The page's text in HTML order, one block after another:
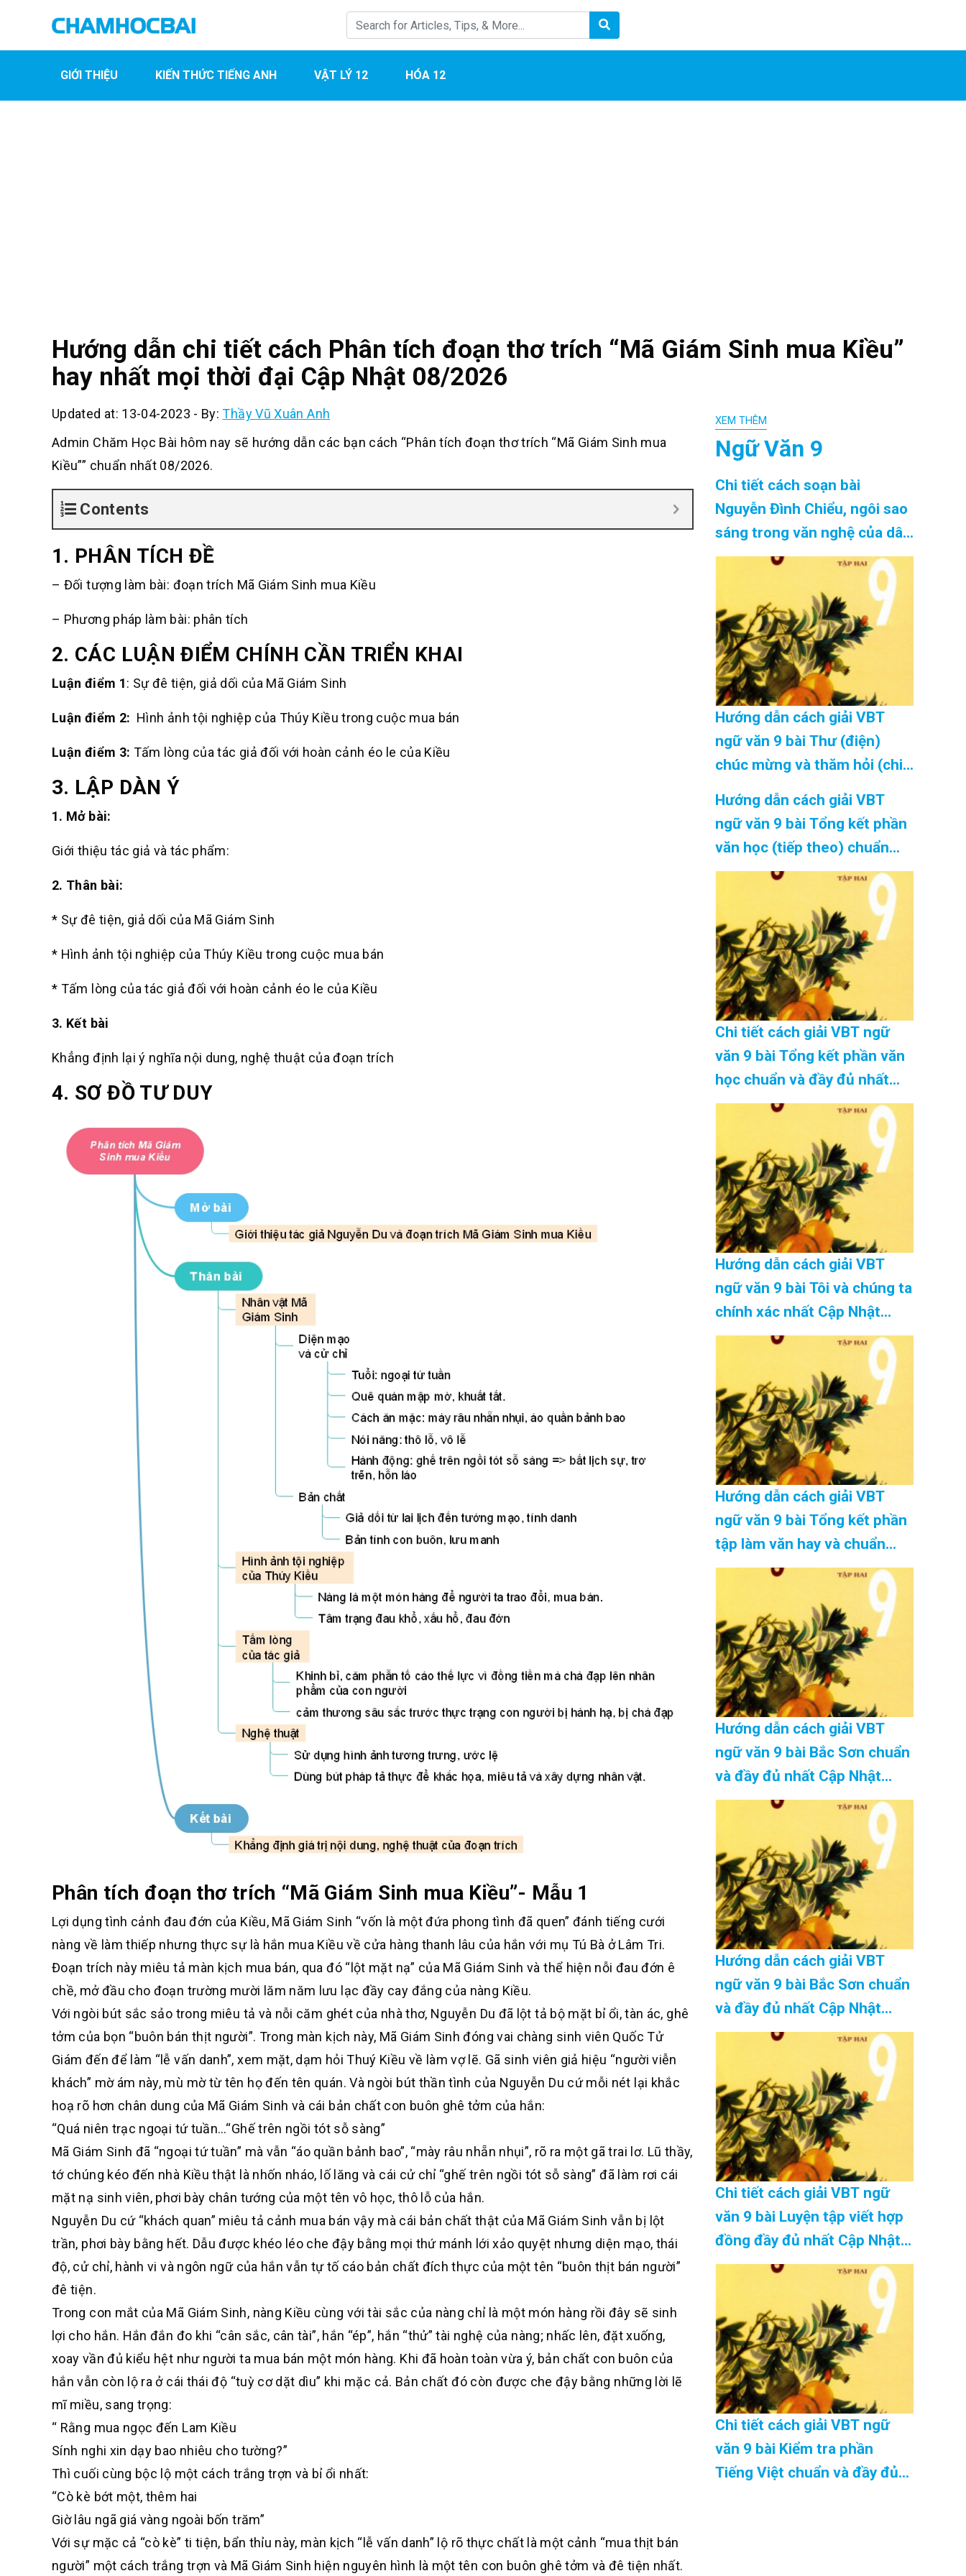
GIỚI THIỆU KIẾN THỨC TIẾNG ANH VẬT LÝ 12 HÓA 12
Hướng dẫn chi tiết cách Phân tích đoạn thơ trích “Mã Giám Sinh mua Kiều”
hay nhất mọi thời đại Cập Nhật 08/2026
Updated at: 13-04-2023 - By:Thầy Vũ Xuân Anh
Admin Chăm Học Bài hôm nay sẽ hướng dẫn các bạn cách “Phân tích đoạn thơ trích “Mã Giám Sinh mua
Kiều”” chuẩn nhất 08/2026.
Contents
1. PHÂN TÍCH ĐỀ
– Đối tượng làm bài: đoạn trích Mã Giám Sinh mua Kiều
– Phương pháp làm bài: phân tích
2. CÁC LUẬN ĐIỂM CHÍNH CẦN TRIỂN KHAI
Luận điểm 1: Sự đê tiện, giả dối của Mã Giám Sinh
Luận điểm 2: Hình ảnh tội nghiệp của Thúy Kiều trong cuộc mua bán
Luận điểm 3: Tấm lòng của tác giả đối với hoàn cảnh éo le của Kiều
3. LẬP DÀN Ý
1. Mở bài:
Giới thiệu tác giả và tác phẩm:
2. Thân bài:
* Sự đê tiện, giả dối của Mã Giám Sinh
* Hình ảnh tội nghiệp của Thúy Kiều trong cuộc mua bán
* Tấm lòng của tác giả đối với hoàn cảnh éo le của Kiều
3. Kết bài
Khẳng định lại ý nghĩa nội dung, nghệ thuật của đoạn trích
4. SƠ ĐỒ TƯ DUY
Phân tích đoạn thơ trích “Mã Giám Sinh mua Kiều”- Mẫu 1
Lợi dụng tình cảnh đau đớn của Kiều, Mã Giám Sinh “vốn là một đứa phong tình đã quen” đánh tiếng cưới
nàng về làm thiếp nhưng thực sự là hắn mua Kiều về cửa hàng thanh lâu của hắn với mụ Tú Bà ở Lâm Tri.
Đoạn trích này miêu tả màn kịch mua bán, qua đó “lột mặt nạ” của Mã Giám Sinh và thể hiện nỗi đau đớn ê
chề, mở đầu cho đoạn trường mười lăm năm lưu lạc đầy cay đắng của nàng Kiều.
Với ngòi bút sắc sảo trong miêu tả và nỗi căm ghét của nhà thơ, Nguyễn Du đã lột tả bộ mặt bỉ ổi, tàn ác, ghê
tởm của bọn “buôn bán thịt người”. Trong màn kịch này, Mã Giám Sinh đóng vai chàng sinh viên Quốc Tử
Giám đến để làm “lễ vấn danh”, xem mặt, dạm hỏi Thuý Kiều về làm vợ lẽ. Gã sinh viên giả hiệu “người viễn
khách” mờ ám này, mù mờ từ tên họ đến tên quán. Và ngòi bút thần tình của Nguyễn Du cứ mỗi nét lại khắc
hoạ rõ hơn chân dung của Mã Giám Sinh và cái bản chất con buôn ghê tởm của hắn:
“Quá niên trạc ngoại tứ tuần…“Ghế trên ngồi tót sỗ sàng”
Mã Giám Sinh đã “ngoại tứ tuần” mà vẫn “áo quần bảnh bao”, “mày râu nhẵn nhụi”, rõ ra một gã trai lơ. Lũ thầy,
tớ chúng kéo đến nhà Kiều thật là nhốn nháo, lố lăng và cái cử chỉ “ghế trên ngồi tót sỗ sàng” đã làm rơi cái
mặt nạ sinh viên, phơi bày chân tướng của một tên vô học, thô lỗ của hắn.
Nguyễn Du cứ “khách quan” miêu tả cảnh mua bán vậy mà cái bản chất thật của Mã Giám Sinh vẫn bị lột
trần, phơi bày bằng hết. Dẫu được khéo léo che đậy bằng mọi thứ mánh lới xảo quyệt nhưng diện mạo, thái
độ, cử chỉ, hành vi và ngôn ngữ của hắn vẫn tự tố cáo bản chất đích thực của một tên “buôn thịt bán người”
đê tiện.
Trong con mắt của Mã Giám Sinh, nàng Kiều cùng với tài sắc của nàng chỉ là một món hàng rồi đây sẽ sinh
lợi cho hắn. Hắn đắn đo khi “cân sắc, cân tài”, hắn “ép”, hắn “thử” tài nghệ của nàng; nhấc lên, đặt xuống,
xoay vần đủ kiểu hệt như người ta mua bán một món hàng. Khi đã hoàn toàn vừa ý, bản chất con buôn của
hắn vẫn còn lộ ra ở cái thái độ “tuỳ cơ dặt dìu” khi mặc cả. Bản chất đó còn được che đậy bằng những lời lẽ
mĩ miều, sang trọng:
“ Rằng mua ngọc đến Lam Kiều
Sính nghi xin dạy bao nhiêu cho tường?”
Thì cuối cùng bộc lộ một cách trắng trợn và bỉ ổi nhất:
“Cò kè bớt một, thêm hai
Giờ lâu ngã giá vàng ngoài bốn trăm”
Với sự mặc cả “cò kè” ti tiện, bẩn thỉu này, màn kịch “lễ vấn danh” lộ rõ thực chất là một cảnh “mua thịt bán
người” một cách trắng trợn và Mã Giám Sinh hiện nguyên hình là một tên con buôn ghê tởm và đê tiện nhất.
XEM THÊM
Ngữ Văn 9
Chi tiết cách soạn bài
Nguyễn Đình Chiểu, ngôi sao
sáng trong văn nghệ của dân
tộc siêu ngắn chính xác nhất
Hướng dẫn cách giải VBT
ngữ văn 9 bài Thư (điện)
chúc mừng và thăm hỏi (chi
08/2026
Hướng dẫn cách giải VBT
ngữ văn 9 bài Tổng kết phần
văn học (tiếp theo) chuẩn
nhất Cập Nhật 08/2026
Chi tiết cách giải VBT ngữ
văn 9 bài Tổng kết phần văn
học chuẩn và đầy đủ nhất
Cập Nhật 08/2026
Hướng dẫn cách giải VBT
ngữ văn 9 bài Tôi và chúng ta
chính xác nhất Cập Nhật
08/2026
Hướng dẫn cách giải VBT
ngữ văn 9 bài Tổng kết phần
tập làm văn hay và chuẩn
nhất Cập Nhật 08/2026
Hướng dẫn cách giải VBT
ngữ văn 9 bài Bắc Sơn chuẩn
và đầy đủ nhất Cập Nhật
08/2026
Hướng dẫn cách giải VBT
ngữ văn 9 bài Bắc Sơn chuẩn
và đầy đủ nhất Cập Nhật
08/2026
Chi tiết cách giải VBT ngữ
văn 9 bài Luyện tập viết hợp
đồng đầy đủ nhất Cập Nhật
08/2026
Chi tiết cách giải VBT ngữ
văn 9 bài Kiểm tra phần
Tiếng Việt chuẩn và đầy đủ